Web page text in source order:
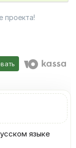
проекта!
языке